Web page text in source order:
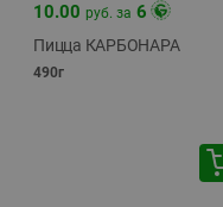
10.00 руб. за 6
Пицца КАРБОНАРА
490г